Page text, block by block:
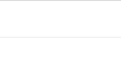
kavalkád a
és a fehér